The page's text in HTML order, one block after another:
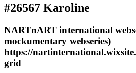
#26567 Karoline
NARTnART international
mockumentary webseries)
https://
grid